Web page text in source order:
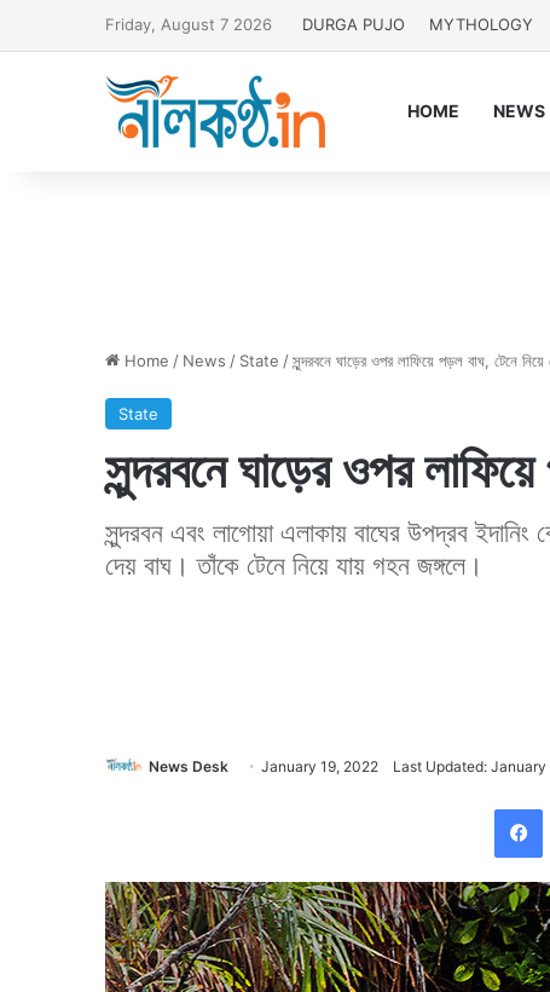
Friday, August 7 2026 DURGA PUJO MYTHOLOGY
HOME NEWS
Home / News / State /সুন্দরবনে ঘাড়ের ওপর লাফিয়ে পড়ল বাঘ, টেনে
State
সুন্দরবনে ঘাড়ের ওপর
সুন্দরবন এবং লাগোয়া এলাকায় বাঘের উপদ্রব
দেয় বাঘ। তাঁকে টেনে নিয়ে যায় গহন জঙ্গলে।
News Desk January 19, 2022 Last Updated: January